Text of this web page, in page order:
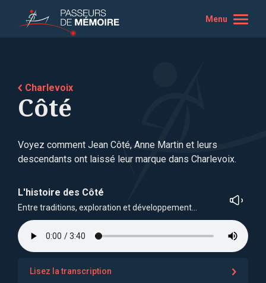
Menu
Charlevoix
Côté
Voyez comment Jean Côté, Anne Martin et leurs
descendants ont laissé leur marque dans Charlevoix.
L'histoire des Côté
Entre traditions, exploration et développement…
Lisez la transcription